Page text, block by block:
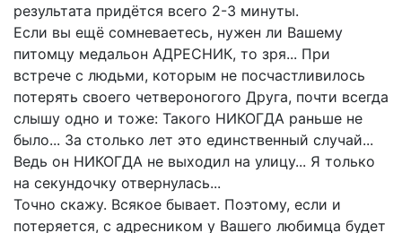
результата придётся всего 2-3 минуты.
Если вы ещё сомневаетесь, нужен ли Вашему
питомцу медальон АДРЕСНИК, то зря... При
встрече с людьми, которым не посчастливилось
потерять своего четвероногого Друга, почти всегда
слышу одно и тоже: Такого НИКОГДА раньше не
было... За столько лет это единственный случай...
Ведь он НИКОГДА не выходил на улицу... Я только
на секундочку отвернулась...
Точно скажу. Всякое бывает. Поэтому, если и
потеряется, с адресником у Вашего любимца будет